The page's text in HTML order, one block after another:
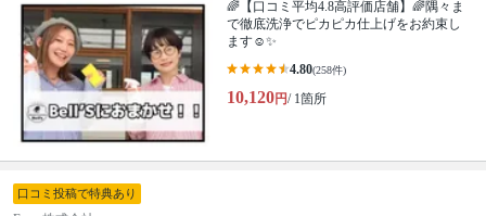
🌈【口コミ平均4.8高評価店舗】🌈隅々ま
で徹底洗浄でピカピカ仕上げをお約束し
ます☺✨
4.80(258件)
10,120円/ 1箇所
口コミ投稿で特典あり